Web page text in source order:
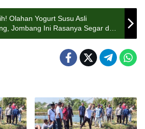
Olahan Yogurt Susu Asli
Jombang Ini Rasanya Segar dan